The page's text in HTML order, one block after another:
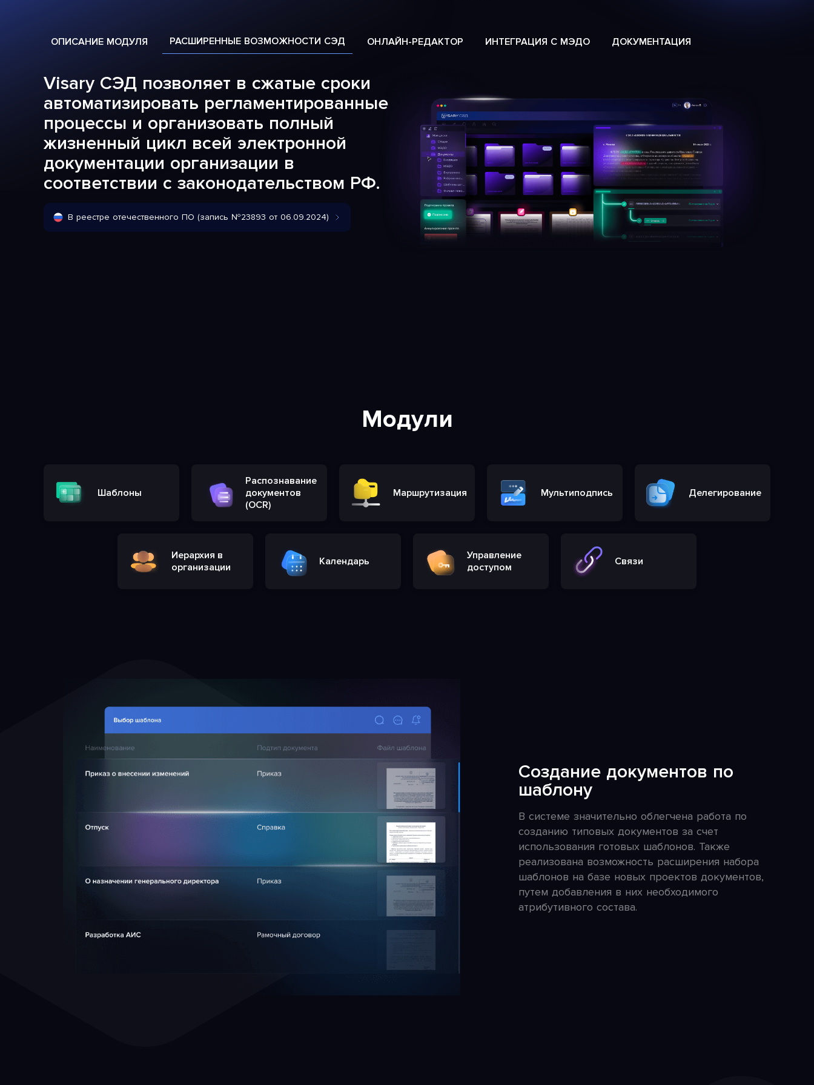
ОПИСАНИЕ МОДУЛЯ РАСШИРЕННЫЕ ВОЗМОЖНОСТИ СЭД ОНЛАЙН-РЕДАКТОР ИНТЕГРАЦИЯ С МЭДО ДОКУМЕНТАЦИЯ
Visary СЭД позволяет в сжатые сроки
автоматизировать регламентированные
процессы и организовать полный
жизненный цикл всей электронной
документации организации в
соответствии с законодательством РФ.
В реестре отечественного ПО (запись №23893 от 06.09.2024)
Модули
Шаблоны
Распознавание
документов
(OCR)
Маршрутизация Мультиподпись Делегирование
Иерархия в
организации
Календарь
Управление
доступом
Связи
Создание документов по
шаблону
В системе значительно облегчена работа по
созданию типовых документов за счет
использования готовых шаблонов. Также
реализована возможность расширения набора
шаблонов на базе новых проектов документов,
путем добавления в них необходимого
атрибутивного состава.